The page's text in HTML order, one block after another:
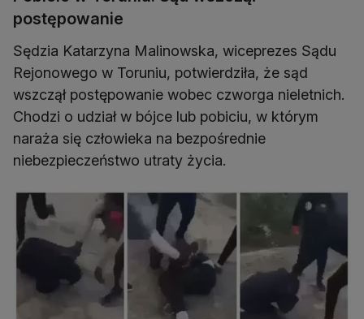
postępowanie
Sędzia Katarzyna Malinowska, wiceprezes Sądu
Rejonowego w Toruniu, potwierdziła, że sąd
wszczął postępowanie wobec czworga nieletnich.
Chodzi o udział w bójce lub pobiciu, w którym
naraża się człowieka na bezpośrednie
niebezpieczeństwo utraty życia.